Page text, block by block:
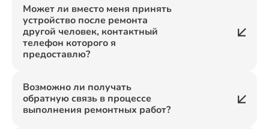
Может ли вместо меня принять
устройство после ремонта
другой человек, контактный
телефон которого я
предоставлю?
Возможно ли получать
обратную связь в процессе
выполнения ремонтных работ?